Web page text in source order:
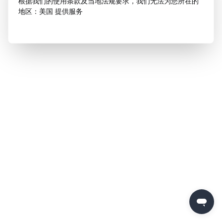
地区：美国 提供服务